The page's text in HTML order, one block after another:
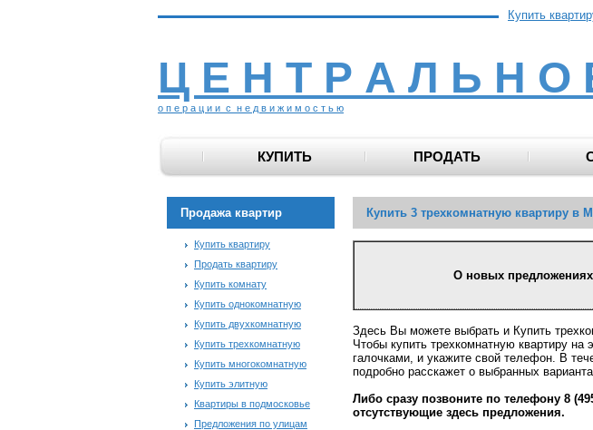
Купить
Ц Е Н Т Р А Л Ь Н О
о п е р а ц и и с н е д в и ж и м о с т ь ю
КУПИТЬ ПРОДАТЬ
Продажа квартир
Купить квартиру
Продать квартиру
Купить комнату
Купить однокомнатную
Купить двухкомнатную
Купить трехкомнатную
Купить многокомнатную
Купить элитную
Квартиры в подмосковье
Предложения по улицам
Купить 3 трехкомнатную квартиру в
О новых предложениях
Здесь Вы можете выбрать и Купить
Чтобы купить трехкомнатную квартиру
галочками, и укажите свой телефон. В
подробно расскажет о выбранных
Либо сразу позвоните по телефону 8
отсутствующие здесь предложения.